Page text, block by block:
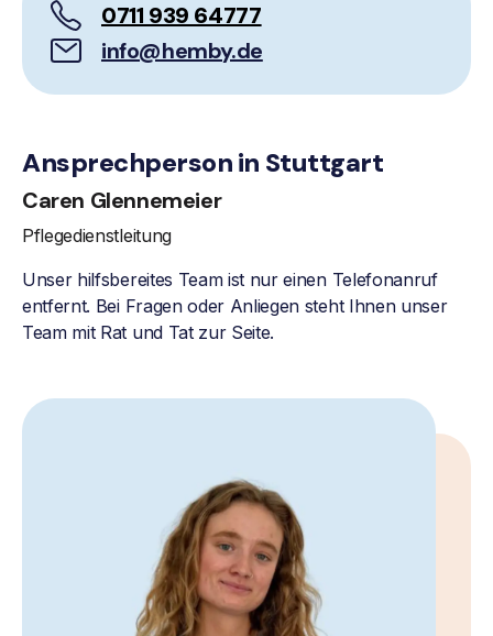
0711 939 64777
info@hemby.de
Ansprechperson in Stuttgart
Caren Glennemeier
Pflegedienstleitung
Unser hilfsbereites Team ist nur einen Telefonanruf
entfernt. Bei Fragen oder Anliegen steht Ihnen unser
Team mit Rat und Tat zur Seite.